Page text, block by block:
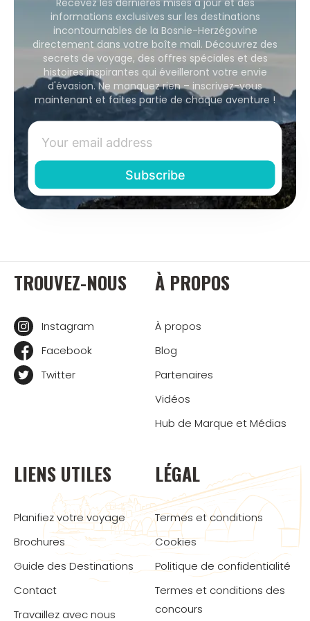
informations exclusives sur les destinations
incontournables de la Bosnie-Herzégovine
directement dans votre boîte mail. Découvrez des
secrets de voyage, des offres spéciales et des
histoires inspirantes qui éveilleront votre envie
d'évasion. Ne manquez rien – inscrivez-vous
maintenant et faites partie de chaque aventure !
TROUVEZ-NOUS
Instagram
Facebook
Twitter
À PROPOS
À propos
Blog
Partenaires
Vidéos
Hub de Marque et Médias
LIENS UTILES
Planifiez votre voyage
Brochures
Guide des Destinations
Contact
Travaillez avec nous
LÉGAL
Termes et conditions
Cookies
Politique de confidentialité
Termes et conditions des
concours